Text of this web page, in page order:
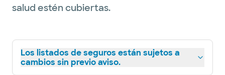
salud estén cubiertas.
Los listados de seguros están sujetos a
cambios sin previo aviso.